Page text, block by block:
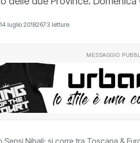
14 luglio 20182673 letture
MESSAGGIO